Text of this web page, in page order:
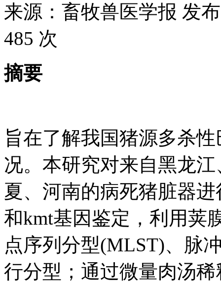
来源： 畜牧兽医学报 发
485 次
摘要
旨在了解我国猪源多杀
况。本研究对来自黑龙
夏、河南的病死猪脏器
和kmt基因鉴定，利用荚
点序列分型(MLST)、脉
行分型；通过微量肉汤